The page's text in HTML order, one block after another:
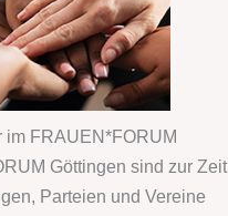
im FRAUEN*FORUM
Göttingen sind zur Zeit
Parteien und Vereine